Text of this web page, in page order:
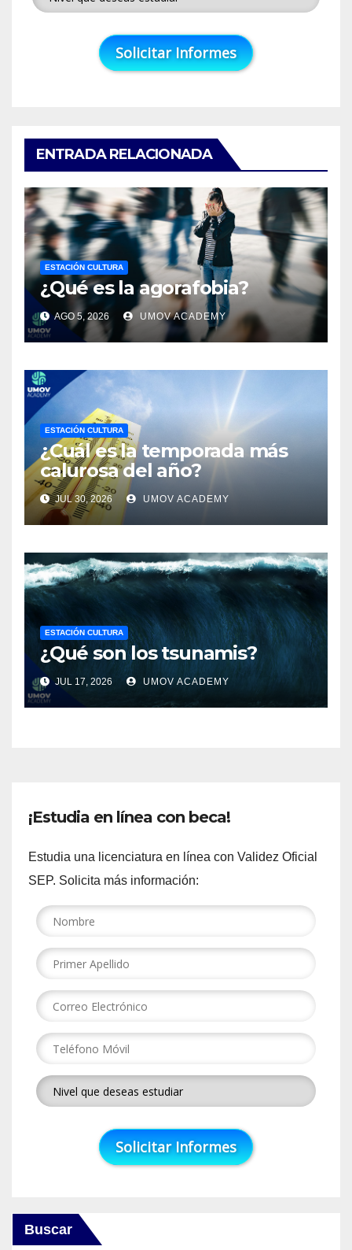
ENTRADA RELACIONADA
ESTACIÓN CULTURA
¿Qué es la agorafobia?
AGO 5, 2026 UMOV ACADEMY
ESTACIÓN CULTURA
¿Cuál es la temporada más
calurosa del año?
JUL 30, 2026 UMOV ACADEMY
ESTACIÓN CULTURA
¿Qué son los tsunamis?
JUL 17, 2026 UMOV ACADEMY
¡Estudia en línea con beca!
Estudia una licenciatura en línea con Validez Oficial
SEP. Solicita más información:
Buscar